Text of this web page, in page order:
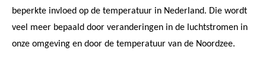
beperkte invloed op de temperatuur in Nederland. Die wordt
veel meer bepaald door veranderingen in de luchtstromen in
onze omgeving en door de temperatuur van de Noordzee.